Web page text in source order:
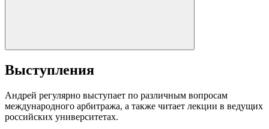
Выступления
Андрей регулярно выступает по различным вопросам
международного арбитража, а также читает лекции в ведущих
российских университетах.